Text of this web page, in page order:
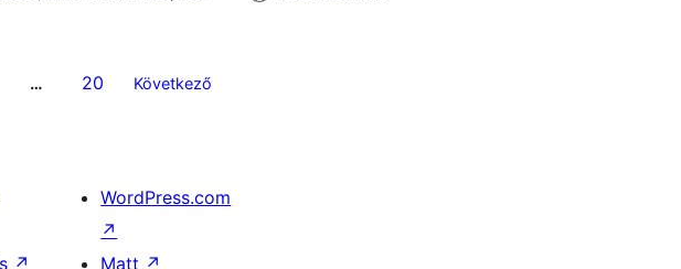
… 20 Következő
↗
WordPress.com
↗
Matt ↗